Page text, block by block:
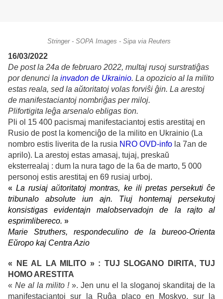
Stringer - SOPA Images - Sipa via Reuters
16/03/2022
De post la 24a de februaro 2022, multaj rusoj surstratiĝas
por denunci la invadon de Ukrainio. La opozicio al la milito
estas reala, sed la aŭtoritatoj volas forviŝi ĝin. La arestoj
de manifestaciantoj nombriĝas per miloj.
Plifortigita leĝa arsenalo ebligas tion.
Pli ol 15 400 pacismaj manifestaciantoj estis arestitaj en
Rusio de post la komenciĝo de la milito en Ukrainio (La
nombro estis liverita de la rusia NRO OVD-info la 7an de
aprilo). La arestoj estas amasaj, tujaj, preskaŭ
eksterrealaj : dum la nura tago de la 6a de marto, 5 000
personoj estis arestitaj en 69 rusiaj urboj.
«La rusiaj aŭtoritatoj montras, ke ili pretas persekuti ĉe
tribunalo absolute iun ajn. Tiuj hontemaj persekutoj
konsistigas evidentajn malobservadojn de la rajto al
esprimlibereco. »
Marie Struthers, respondeculino de la bureoo-Orienta
Eŭropo kaj Centra Azio
« NE AL LA MILITO » : TUJ SLOGANO DIRITA, TUJ
HOMO ARESTITA
« Ne al la milito !». Jen unu el la sloganoj skanditaj de la
manifestaciantoj sur la Ruĝa placo en Moskvo, sur la